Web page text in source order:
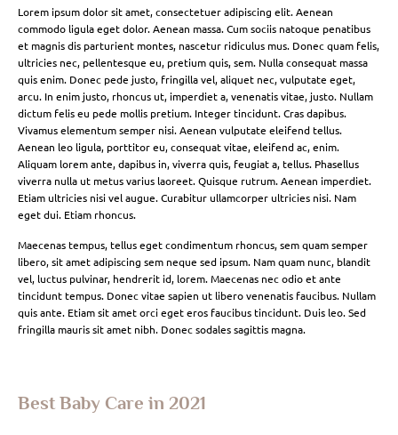
Lorem ipsum dolor sit amet, consectetuer adipiscing elit. Aenean
commodo ligula eget dolor. Aenean massa. Cum sociis natoque penatibus
et magnis dis parturient montes, nascetur ridiculus mus. Donec quam felis,
ultricies nec, pellentesque eu, pretium quis, sem. Nulla consequat massa
quis enim. Donec pede justo, fringilla vel, aliquet nec, vulputate eget,
arcu. In enim justo, rhoncus ut, imperdiet a, venenatis vitae, justo. Nullam
dictum felis eu pede mollis pretium. Integer tincidunt. Cras dapibus.
Vivamus elementum semper nisi. Aenean vulputate eleifend tellus.
Aenean leo ligula, porttitor eu, consequat vitae, eleifend ac, enim.
Aliquam lorem ante, dapibus in, viverra quis, feugiat a, tellus. Phasellus
viverra nulla ut metus varius laoreet. Quisque rutrum. Aenean imperdiet.
Etiam ultricies nisi vel augue. Curabitur ullamcorper ultricies nisi. Nam
eget dui. Etiam rhoncus.
Maecenas tempus, tellus eget condimentum rhoncus, sem quam semper
libero, sit amet adipiscing sem neque sed ipsum. Nam quam nunc, blandit
vel, luctus pulvinar, hendrerit id, lorem. Maecenas nec odio et ante
tincidunt tempus. Donec vitae sapien ut libero venenatis faucibus. Nullam
quis ante. Etiam sit amet orci eget eros faucibus tincidunt. Duis leo. Sed
fringilla mauris sit amet nibh. Donec sodales sagittis magna.
Best Baby Care in 2021